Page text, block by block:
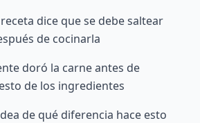
dice que se debe saltear
de cocinarla
doró la carne antes de
de los ingredientes
de qué diferencia hace esto